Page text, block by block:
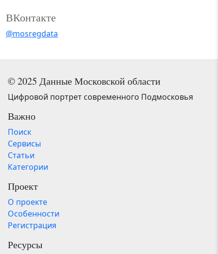
ВКонтакте
@mosregdata
© 2025 Данные Московской области
Цифровой портрет современного Подмосковья
Важно
Поиск
Сервисы
Статьи
Категории
Проект
О проекте
Особенности
Регистрация
Ресурсы